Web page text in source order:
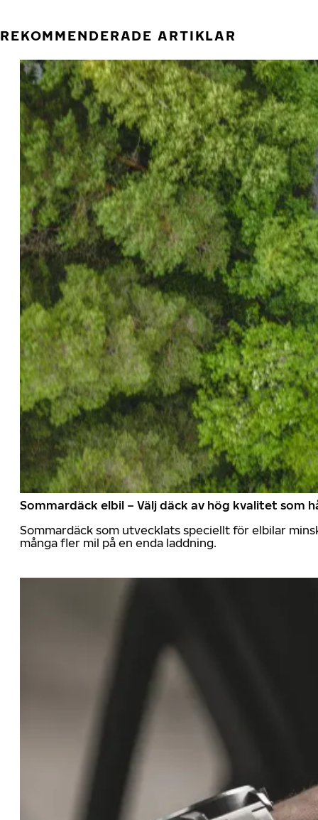
REKOMMENDERADE ARTIKLAR
Sommardäck elbil – Välj däck av hög kvalitet som
Sommardäck som utvecklats speciellt för elbilar
många fler mil på en enda laddning.